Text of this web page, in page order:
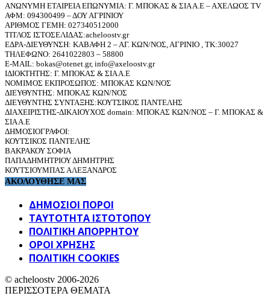
ΑΝΩΝΥΜΗ ΕΤΑΙΡΕΙΑ ΕΠΩΝΥΜΙΑ: Γ. ΜΠΟΚΑΣ & ΣΙΑ Α.Ε – ΑΧΕΛΩΟΣ TV
ΑΦΜ: 094300499 – ΔΟΥ ΑΓΡΙΝΙΟΥ
ΑΡΙΘΜΟΣ ΓΕΜΗ: 027340512000
ΤΙΤΛΟΣ ΙΣΤΟΣΕΛΙΔΑΣ:acheloostv.gr
ΕΔΡΑ-ΔΙΕΥΘΥΝΣΗ: ΚΑΒΑΦΗ 2 – ΑΓ. ΚΩΝ/ΝΟΣ, ΑΓΡΙΝΙΟ , ΤΚ:30027
ΤΗΛΕΦΩΝΟ: 2641022803 – 58800
E-MAIL: bokas@otenet.gr, info@axeloostv.gr
ΙΔΙΟΚΤΗΤΗΣ: Γ. ΜΠΟΚΑΣ & ΣΙΑ Α.Ε
ΝΟΜΙΜΟΣ ΕΚΠΡΟΣΩΠΟΣ: ΜΠΟΚΑΣ ΚΩΝ/ΝΟΣ
ΔΙΕΥΘΥΝΤΗΣ: ΜΠΟΚΑΣ ΚΩΝ/ΝΟΣ
ΔΙΕΥΘΥΝΤΗΣ ΣΥΝΤΑΞΗΣ:ΚΟΥΤΣΙΚΟΣ ΠΑΝΤΕΛΗΣ
ΔΙΑΧΕΙΡΙΣΤΗΣ-ΔΙΚΑΙΟΥΧΟΣ domain: ΜΠΟΚΑΣ ΚΩΝ/ΝΟΣ – Γ. ΜΠΟΚΑΣ &
ΣΙΑ Α.Ε
ΔΗΜΟΣΙΟΓΡΑΦΟΙ:
ΚΟΥΤΣΙΚΟΣ ΠΑΝΤΕΛΗΣ
ΒΑΚΡΑΚΟΥ ΣΟΦΙΑ
ΠΑΠΑΔΗΜΗΤΡΙΟΥ ΔΗΜΗΤΡΗΣ
ΚΟΥΤΣΙΟΥΜΠΑΣ ΑΛΕΞΑΝΔΡΟΣ
ΑΚΟΛΟΥΘΗΣΕ ΜΑΣ
ΔΗΜΟΣΙΟΙ ΠΟΡΟΙ
ΤΑΥΤΌΤΗΤΑ ΙΣΤΌΤΟΠΟΥ
ΠΟΛΙΤΙΚΉ ΑΠΟΡΡΉΤΟΥ
ΌΡΟΙ ΧΡΉΣΗΣ
ΠΟΛΙΤΙΚΗ COOKIES
© acheloostv 2006-2026
ΠΕΡΙΣΣΟΤΕΡΑ ΘΕΜΑΤΑ